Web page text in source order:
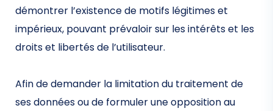
démontrer l’existence de motifs légitimes et
impérieux, pouvant prévaloir sur les intérêts et les
droits et libertés de l’utilisateur.
Afin de demander la limitation du traitement de
ses données ou de formuler une opposition au